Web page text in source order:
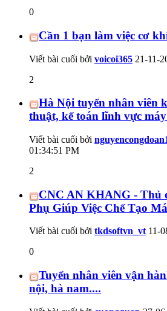
0
Cần 1 bạn làm việc cơ
Viết bài cuối bởi voicoi365 21-11-
2
Hà Nội tuyển nhân viên
thuật, kế toán lĩnh vực
Viết bài cuối bởi
01:34:51 PM
2
CNC AN KHANG - Thủ
Phụ Giúp Việc Chế Tạo
Viết bài cuối bởi tkdsoftvn_vt11-
0
Tuyển nhân viên vận
nội, hà nam....